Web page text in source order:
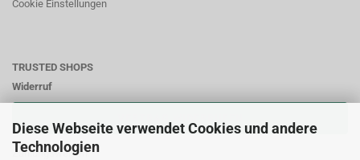
Diese Webseite verwendet Cookies und andere
Technologien
Cookie Einstellungen
TRUSTED SHOPS
Widerruf
Zahlungsweisen: